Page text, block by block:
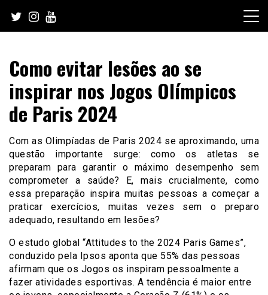
content
Como evitar lesões ao se
inspirar nos Jogos Olímpicos
de Paris 2024
Com as Olimpíadas de Paris 2024 se aproximando, uma
questão importante surge: como os atletas se
preparam para garantir o máximo desempenho sem
comprometer a saúde? E, mais crucialmente, como
essa preparação inspira muitas pessoas a começar a
praticar exercícios, muitas vezes sem o preparo
adequado, resultando em lesões?
O estudo global “Attitudes to the 2024 Paris Games”,
conduzido pela Ipsos aponta que 55% das pessoas
afirmam que os Jogos os inspiram pessoalmente a
fazer atividades esportivas. A tendência é maior entre